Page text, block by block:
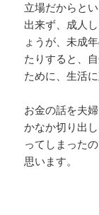
立場だからと
出来ず、成人
ょうが、未成
たりすると、
ために、生活
お金の話を夫
かなか切り出
ってしまった
思います。